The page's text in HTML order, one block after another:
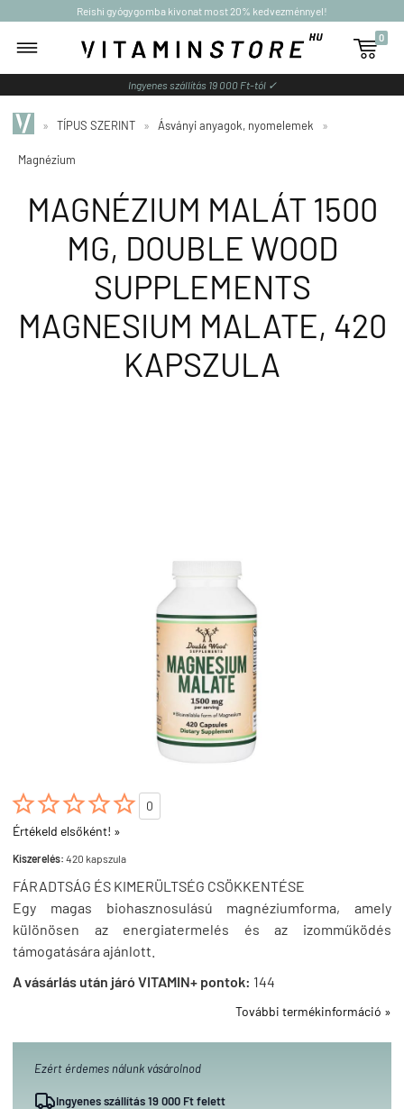
Reishi gyógygomba kivonat most 20% kedvezménnyel!

0
Ingyenes szállítás 19 000 Ft-tól ✓
» TÍPUS SZERINT » Ásványi anyagok, nyomelemek »
Magnézium
MAGNÉZIUM MALÁT 1500
MG, DOUBLE WOOD
SUPPLEMENTS
MAGNESIUM MALATE, 420
KAPSZULA

0
Értékeld elsőként! »
Kiszerelés: 420 kapszula
FÁRADTSÁG ÉS KIMERÜLTSÉG CSÖKKENTÉSE
Egy magas biohasznosulású magnéziumforma, amely
különösen az energiatermelés és az izomműködés
támogatására ajánlott.
A vásárlás után járó VITAMIN+ pontok: 144
További termékinformáció »
Ezért érdemes nálunk vásárolnod
Ingyenes szállítás 19 000 Ft felett